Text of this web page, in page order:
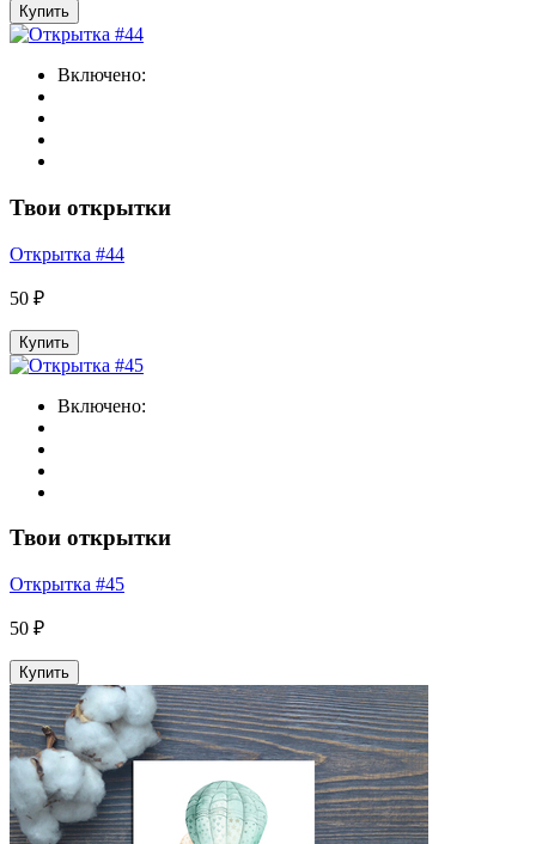
Купить
Включено:
Твои открытки
Открытка #44
50 ₽
Купить
Включено:
Твои открытки
Открытка #45
50 ₽
Купить